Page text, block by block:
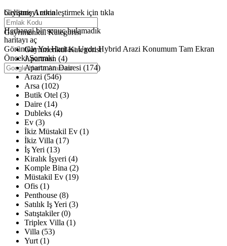
büyütmeyi etkinleştirmek için tıkla
Haritalar yükleniyor
Herhangi bir sonuç bulamadık
haritayı aç
GörüntüleYol Haritası Uydu Hybrid Arazi Konumum Tam Ekran
Önceki Sonraki
Gelişmiş Arama
Gayrimenkul Kategorisi
Gayrimenkul Kategorisi
Apartman (4)
Apartman Dairesi (174)
Arazi (546)
Arsa (102)
Butik Otel (3)
Daire (14)
Dubleks (4)
Ev (3)
İkiz Müstakil Ev (1)
İkiz Villa (17)
İş Yeri (13)
Kiralık İşyeri (4)
Komple Bina (2)
Müstakil Ev (19)
Ofis (1)
Penthouse (8)
Satılık Iş Yeri (3)
Satıştakiler (0)
Triplex Villa (1)
Villa (53)
Yurt (1)